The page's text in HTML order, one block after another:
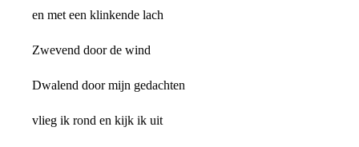
en met een klinkende lach
Zwevend door de wind
Dwalend door mijn gedachten
vlieg ik rond en kijk ik uit